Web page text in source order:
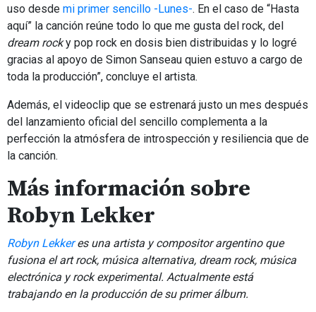
uso desde mi primer sencillo -Lunes-. En el caso de “Hasta
aquí” la canción reúne todo lo que me gusta del rock, del
dream rocky pop rock en dosis bien distribuidas y lo logré
gracias al apoyo de Simon Sanseau quien estuvo a cargo de
toda la producción”, concluye el artista.
Además, el videoclip que se estrenará justo un mes después
del lanzamiento oficial del sencillo complementa a la
perfección la atmósfera de introspección y resiliencia que de
la canción.
Más información sobre
Robyn Lekker
Robyn Lekkeres una artista y compositor argentino que
fusiona el art rock, música alternativa, dream rock, música
electrónica y rock experimental. Actualmente está
trabajando en la producción de su primer álbum.